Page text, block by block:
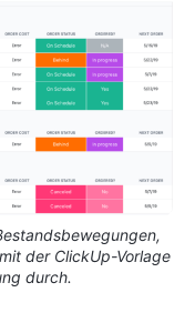
der ClickUp-Vorlage
durch.